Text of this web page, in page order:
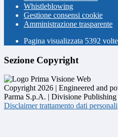
Whistleblowing
Gestione consensi cookie
Amministrazione trasparente
Pagina visualizzata 5392 volte
Sezione Copyright
Copyright 2026 | Engineered and
Parma S.p.A. | Divisione
Disclaimer trattamento dati personali